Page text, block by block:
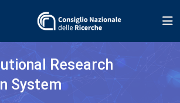
Research
System